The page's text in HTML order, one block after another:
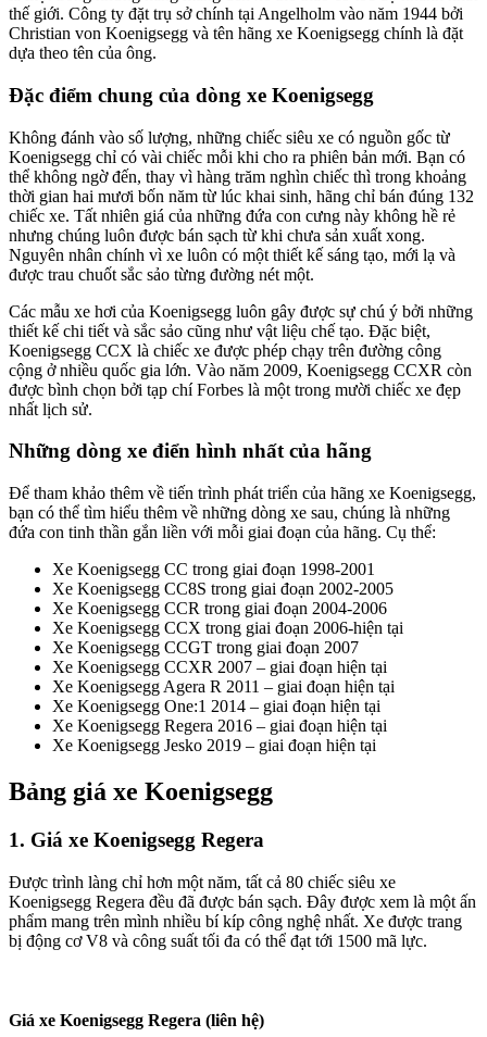
thế giới. Công ty đặt trụ sở chính tại Angelholm vào năm 1944 bởi
Christian von Koenigsegg và tên hãng xe Koenigsegg chính là đặt
dựa theo tên của ông.
Đặc điểm chung của dòng xe Koenigsegg
Không đánh vào số lượng, những chiếc siêu xe có nguồn gốc từ
Koenigsegg chỉ có vài chiếc mỗi khi cho ra phiên bản mới. Bạn có
thể không ngờ đến, thay vì hàng trăm nghìn chiếc thì trong khoảng
thời gian hai mươi bốn năm từ lúc khai sinh, hãng chỉ bán đúng 132
chiếc xe. Tất nhiên giá của những đứa con cưng này không hề rẻ
nhưng chúng luôn được bán sạch từ khi chưa sản xuất xong.
Nguyên nhân chính vì xe luôn có một thiết kế sáng tạo, mới lạ và
được trau chuốt sắc sảo từng đường nét một.
Các mẫu xe hơi của Koenigsegg luôn gây được sự chú ý bởi những
thiết kế chi tiết và sắc sảo cũng như vật liệu chế tạo. Đặc biệt,
Koenigsegg CCX là chiếc xe được phép chạy trên đường công
cộng ở nhiều quốc gia lớn. Vào năm 2009, Koenigsegg CCXR còn
được bình chọn bởi tạp chí Forbes là một trong mười chiếc xe đẹp
nhất lịch sử.
Những dòng xe điển hình nhất của hãng
Để tham khảo thêm về tiến trình phát triển của hãng xe Koenigsegg,
bạn có thể tìm hiểu thêm về những dòng xe sau, chúng là những
đứa con tinh thần gắn liền với mỗi giai đoạn của hãng. Cụ thể:
Xe Koenigsegg CC trong giai đoạn 1998-2001
Xe Koenigsegg CC8S trong giai đoạn 2002-2005
Xe Koenigsegg CCR trong giai đoạn 2004-2006
Xe Koenigsegg CCX trong giai đoạn 2006-hiện tại
Xe Koenigsegg CCGT trong giai đoạn 2007
Xe Koenigsegg CCXR 2007 – giai đoạn hiện tại
Xe Koenigsegg Agera R 2011 – giai đoạn hiện tại
Xe Koenigsegg One:1 2014 – giai đoạn hiện tại
Xe Koenigsegg Regera 2016 – giai đoạn hiện tại
Xe Koenigsegg Jesko 2019 – giai đoạn hiện tại
Bảng giá xe Koenigsegg
1. Giá xe Koenigsegg Regera
Được trình làng chỉ hơn một năm, tất cả 80 chiếc siêu xe
Koenigsegg Regera đều đã được bán sạch. Đây được xem là một ấn
phẩm mang trên mình nhiều bí kíp công nghệ nhất. Xe được trang
bị động cơ V8 và công suất tối đa có thể đạt tới 1500 mã lực.
Giá xe Koenigsegg Regera (liên hệ)